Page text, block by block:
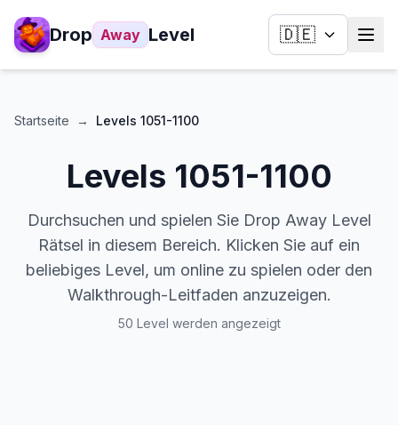
Drop Away Level 🇩🇪
Startseite → Levels 1051-1100
Levels 1051-1100
Durchsuchen und spielen Sie Drop Away Level
Rätsel in diesem Bereich. Klicken Sie auf ein
beliebiges Level, um online zu spielen oder den
Walkthrough-Leitfaden anzuzeigen.
50 Level werden angezeigt